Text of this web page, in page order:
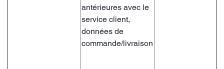
antérieures avec le
service client,
données de
commande/livraison